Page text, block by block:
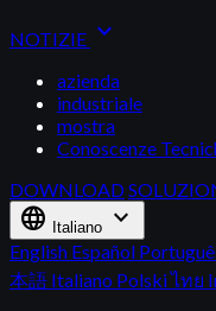
NOTIZIE expand_more
azienda
industriale
mostra
Conoscenze
DOWNLOAD
language Italiano expand_more
English Español
本語 Italiano Polskiไทย